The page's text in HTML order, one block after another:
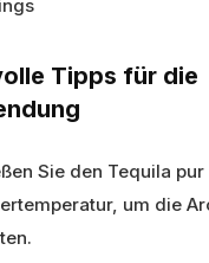
Tipps für die
Sie den Tequila pur
um die